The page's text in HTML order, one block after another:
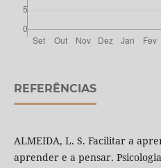
REFERÊNCIAS
ALMEIDA, L. S. Facilitar a
aprender e a pensar.